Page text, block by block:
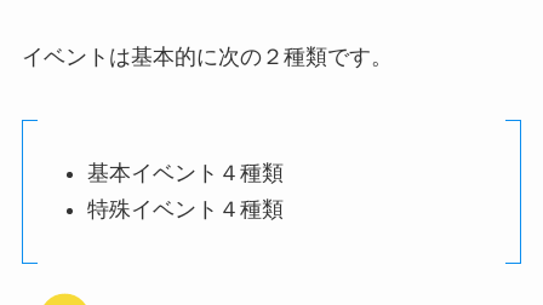
イベントは基本的に次の２種類です。
基本イベント４種類
特殊イベント４種類